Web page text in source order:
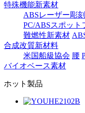
特殊機能新素材
ABSレーザー彫刻
PC/ABSスポット
難燃性新素材
合成改質新材料
米国船級協会 腰
バイオベース素材
ホット製品